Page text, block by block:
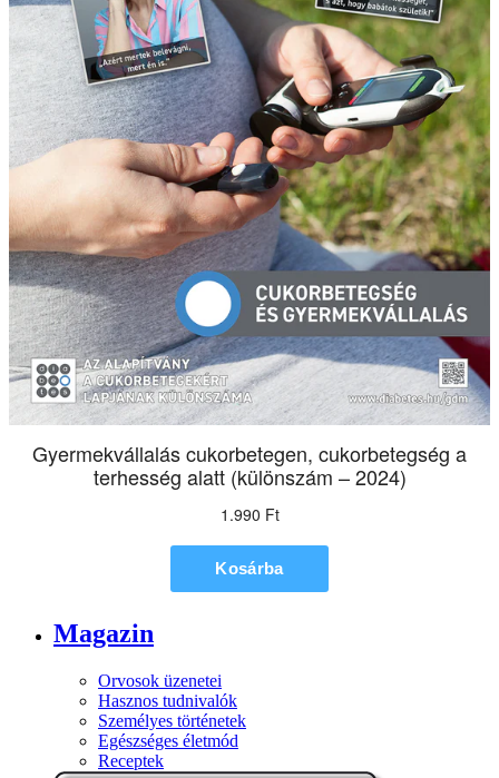
Magazin
Orvosok üzenetei
Hasznos tudnivalók
Személyes történetek
Egészséges életmód
Receptek